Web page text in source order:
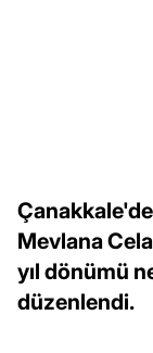
Mevlana
yıl dönümü
düzenlendi.